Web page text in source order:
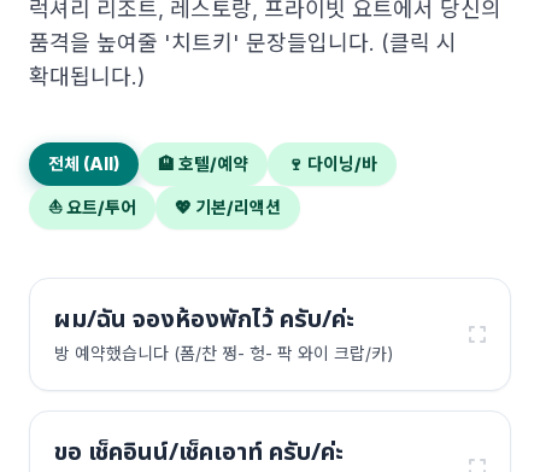
럭셔리 리조트, 레스토랑, 프라이빗 요트에서 당신의
품격을 높여줄 '치트키' 문장들입니다. (클릭 시
확대됩니다.)
전체 (All) 🏨 호텔/예약 🍷 다이닝/바
⛵ 요트/투어 💖 기본/리액션
ผม/ฉัน จองห้องพักไว้ ครับ/ค่ะ
방 예약했습니다 (폼/찬 쩡- 헝- 팍 와이 크랍/카)
ขอ เช็คอินน์/เช็คเอาท์ ครับ/ค่ะ